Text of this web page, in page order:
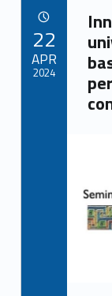
Link identifier
22
APR
2024